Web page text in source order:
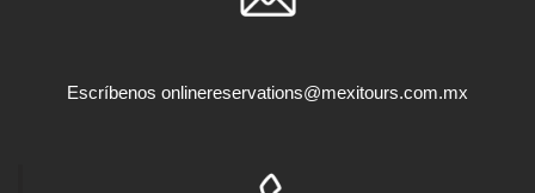
Escríbenos onlinereservations@mexitours.com.mx